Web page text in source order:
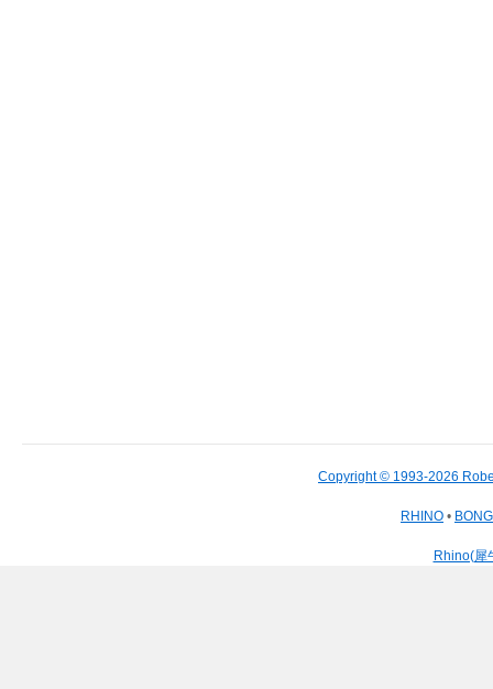
Copyright © 1993-2026
RHINO •
Rhino(犀